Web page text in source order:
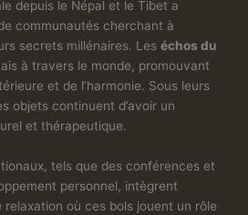
depuis le Népal et le Tibet a
communautés cherchant à
secrets millénaires. Leséchos du
à travers le monde, promouvant
et de l’harmonie. Sous leurs
objets continuent d’avoir un
et thérapeutique.
tels que des conférences et
personnel, intègrent
où ces bols jouent un rôle